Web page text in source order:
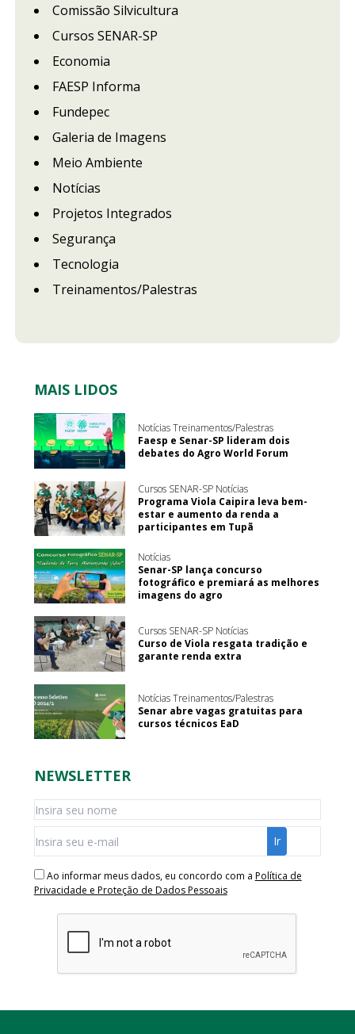
Comissão Silvicultura
Cursos SENAR-SP
Economia
FAESP Informa
Fundepec
Galeria de Imagens
Meio Ambiente
Notícias
Projetos Integrados
Segurança
Tecnologia
Treinamentos/Palestras
MAIS LIDOS
Notícias Treinamentos/Palestras
Faesp e Senar-SP lideram dois
debates do Agro World Forum
Cursos SENAR-SP Notícias
Programa Viola Caipira leva bem-
estar e aumento da renda a
participantes em Tupã
Notícias
Senar-SP lança concurso
fotográfico e premiará as melhores
imagens do agro
Cursos SENAR-SP Notícias
Curso de Viola resgata tradição e
garante renda extra
Notícias Treinamentos/Palestras
Senar abre vagas gratuitas para
cursos técnicos EaD
NEWSLETTER
Ao informar meus dados, eu concordo com a Política de
Privacidade e Proteção de Dados Pessoais